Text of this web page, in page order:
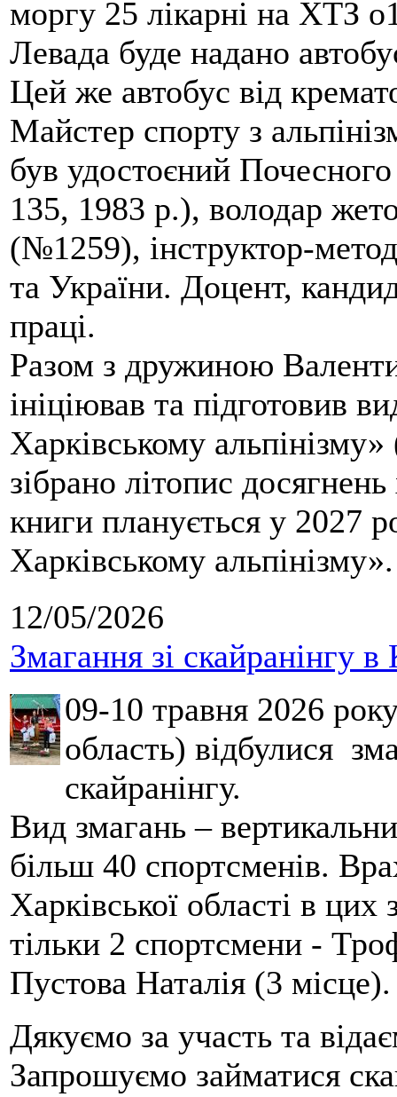
моргу 25 лікарні на ХТЗ
Левада буде надано
Цей же автобус від
Майстер спорту з
був удостоєний
135, 1983 р.), володар
(№1259), інструктор-
та України. Доцент,
праці.
Разом з дружиною
ініціював та підготовив
Харківському
зібрано літопис
книги планується у 2027
Харківському альпінізму».
12/05/2026
Змагання зі скайранінгу в
09-10 травня 2026
область) відбулися
скайранінгу.
Вид змагань –
більш 40 спортсменів.
Харківської області в
тільки 2 спортсмени -
Пустова Наталія (3 місце).
Дякуємо за участь та
Запрошуємо займатися